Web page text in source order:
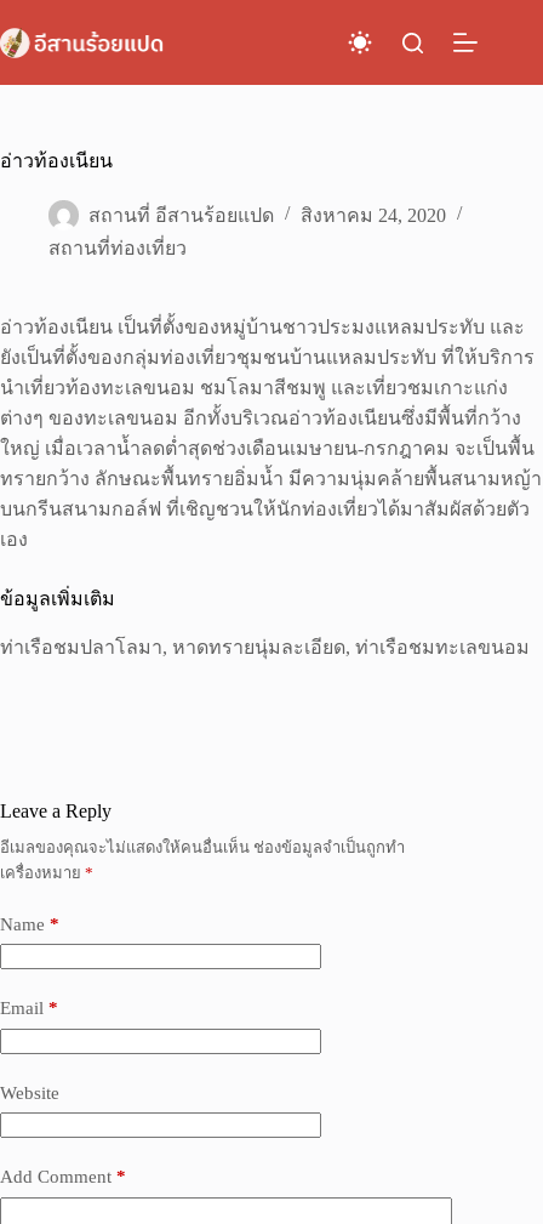
to
content
อ่าวท้องเนียน
สถานที่ อีสานร้อยแปด
สิงหาคม 24, 2020
สถานที่ท่องเที่ยว
อ่าวท้องเนียน เป็นที่ตั้งของหมู่บ้านชาวประมงแหลมประทับ และ
ยังเป็นที่ตั้งของกลุ่มท่องเที่ยวชุมชนบ้านแหลมประทับ ที่ให้บริการ
นำเที่ยวท้องทะเลขนอม ชมโลมาสีชมพู และเที่ยวชมเกาะแก่ง
ต่างๆ ของทะเลขนอม อีกทั้งบริเวณอ่าวท้องเนียนซึ่งมีพื้นที่กว้าง
ใหญ่ เมื่อเวลาน้ำลดต่ำสุดช่วงเดือนเมษายน-กรกฎาคม จะเป็นพื้น
ทรายกว้าง ลักษณะพื้นทรายอิ่มน้ำ มีความนุ่มคล้ายพื้นสนามหญ้า
บนกรีนสนามกอล์ฟ ที่เชิญชวนให้นักท่องเที่ยวได้มาสัมผัสด้วยตัว
เอง
ข้อมูลเพิ่มเติม
ท่าเรือชมปลาโลมา, หาดทรายนุ่มละเอียด, ท่าเรือชมทะเลขนอม
Leave a Reply
อีเมลของคุณจะไม่แสดงให้คนอื่นเห็น ช่องข้อมูลจำเป็นถูกทำ
เครื่องหมาย *
Name *
Email *
Website
Add Comment *